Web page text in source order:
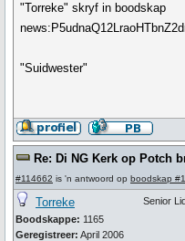
"Torreke" skryf in boodskap
"Suidwester"
Re: Di NG Kerk op Potch
#114662 is 'n antwoord op boodskap
Torreke
Boodskappe: 1165
Geregistreer: April 2006
Senior